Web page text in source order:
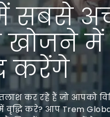
सबसे
खोजने
करेंगे
कर रहे हैं जो आपको
वृद्धि करे? आप Trem